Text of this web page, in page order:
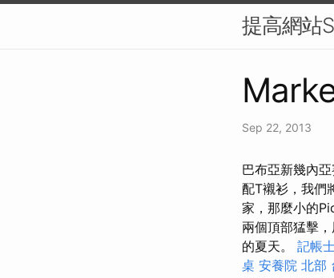
提高網站
Sep 22, 2013
巴布亞新幾內
配T襯衫，我們
家，那麼小的
兩個頂部猛擊
的夏天。 記帳
桌 安養院 北部